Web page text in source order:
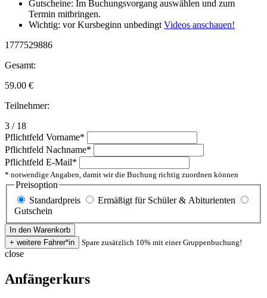
Gutscheine: Im Buchungsvorgang auswählen und zum
Termin mitbringen.
Wichtig: vor Kursbeginn unbedingtVideos anschauen!
1777529886
Gesamt:
59.00 €
Teilnehmer:
3 / 18
Pflichtfeld Vorname*
Pflichtfeld Nachname*
Pflichtfeld E-Mail*
* notwendige Angaben, damit wir die Buchung richtig zuordnen können
Preisoption
Standardpreis
Ermäßigt für Schüler & Abiturienten
Gutschein
Spare zusätzlich 10% mit einer Gruppenbuchung!
close
Anfängerkurs